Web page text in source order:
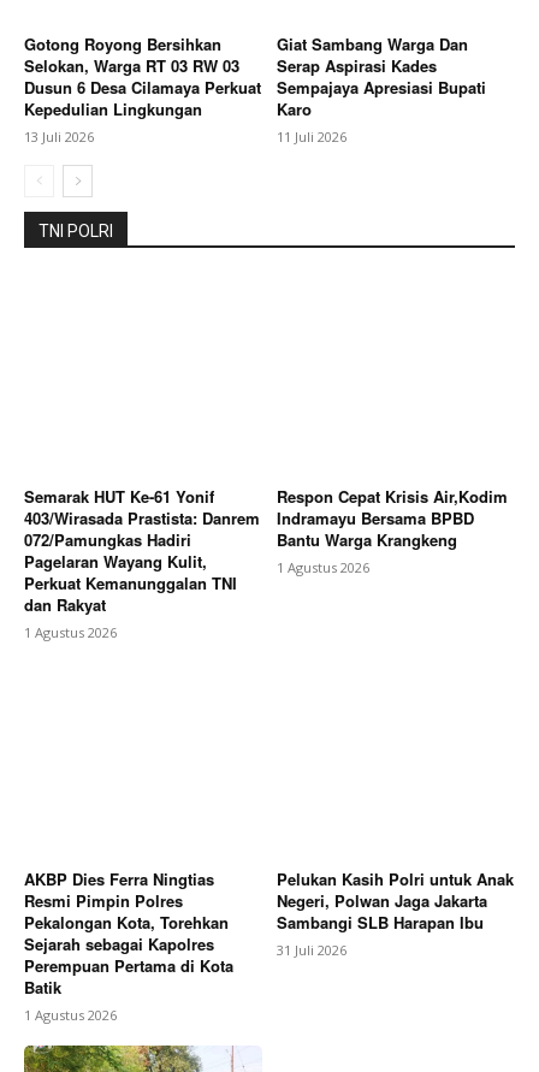
Gotong Royong Bersihkan
Selokan, Warga RT 03 RW 03
Dusun 6 Desa Cilamaya Perkuat
Kepedulian Lingkungan
13 Juli 2026
Giat Sambang Warga Dan
Serap Aspirasi Kades
Sempajaya Apresiasi Bupati
Karo
11 Juli 2026
TNI POLRI
Semarak HUT Ke-61 Yonif
403/Wirasada Prastista: Danrem
072/Pamungkas Hadiri
Pagelaran Wayang Kulit,
Perkuat Kemanunggalan TNI
dan Rakyat
1 Agustus 2026
Respon Cepat Krisis Air,Kodim
Indramayu Bersama BPBD
Bantu Warga Krangkeng
1 Agustus 2026
AKBP Dies Ferra Ningtias
Resmi Pimpin Polres
Pekalongan Kota, Torehkan
Sejarah sebagai Kapolres
Perempuan Pertama di Kota
Batik
1 Agustus 2026
Pelukan Kasih Polri untuk Anak
Negeri, Polwan Jaga Jakarta
Sambangi SLB Harapan Ibu
31 Juli 2026